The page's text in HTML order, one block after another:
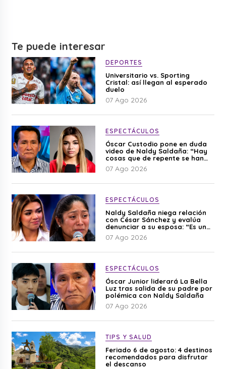
Te puede interesar
DEPORTES
Universitario vs. Sporting
Cristal: así llegan al esperado
duelo
07 Ago 2026
ESPECTÁCULOS
Óscar Custodio pone en duda
video de Naldy Saldaña: “Hay
cosas que de repente se han
editado”
07 Ago 2026
ESPECTÁCULOS
Naldy Saldaña niega relación
con César Sánchez y evalúa
denunciar a su esposa: “Es una
difamación”
07 Ago 2026
ESPECTÁCULOS
Óscar Junior liderará La Bella
Luz tras salida de su padre por
polémica con Naldy Saldaña
07 Ago 2026
TIPS Y SALUD
Feriado 6 de agosto: 4 destinos
recomendados para disfrutar
el descanso